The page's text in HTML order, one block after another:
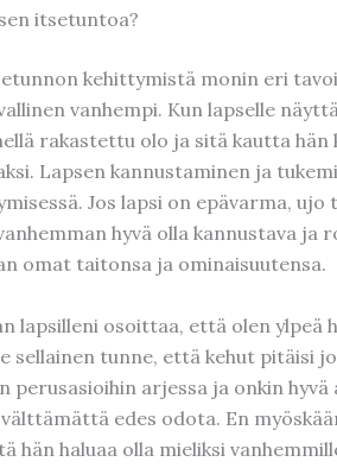
itsetuntoa?
kehittymistä monin eri
vanhempi. Kun lapselle
rakastettu olo ja sitä kautta hän
Lapsen kannustaminen ja
Jos lapsi on epävarma, ujo
hyvä olla kannustava ja
omat taitonsa ja ominaisuutensa.
lapsilleni osoittaa, että olen ylpeä
sellainen tunne, että kehut pitäisi
perusasioihin arjessa ja onkin hyvä
edes odota. En
hän haluaa olla mieliksi